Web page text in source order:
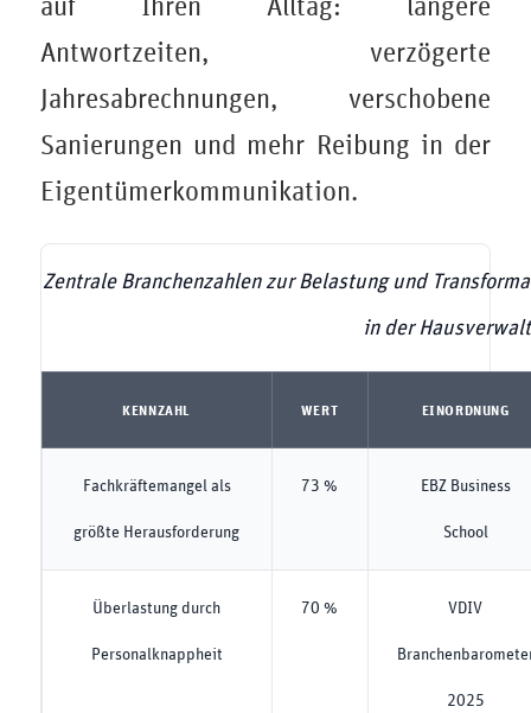
auf Ihren Alltag: längere
Antwortzeiten, verzögerte
Jahresabrechnungen, verschobene
Sanierungen und mehr Reibung in der
Eigentümerkommunikation.
Zentrale Branchenzahlen zur Belastung und
in der
KENNZAHL WERT EINORDNUNG
Fachkräftemangel als
größte Herausforderung
73 % EBZ Business
School
Überlastung durch
Personalknappheit
70 % VDIV
2025